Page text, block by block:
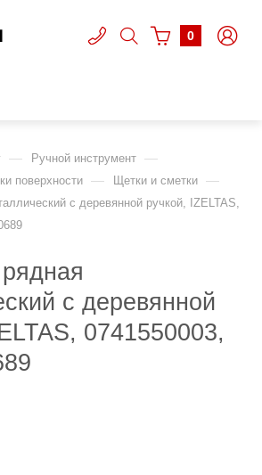
0
— Ручной инструмент —
поверхности — Щетки и сметки —
с деревянной ручкой, IZELTAS,
с деревянной
0741550003,